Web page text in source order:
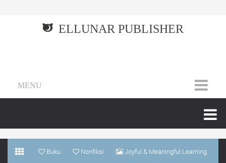
ELLUNAR PUBLISHER
MENU
Buku Nonfiksi Joyful & Meaningful Learning